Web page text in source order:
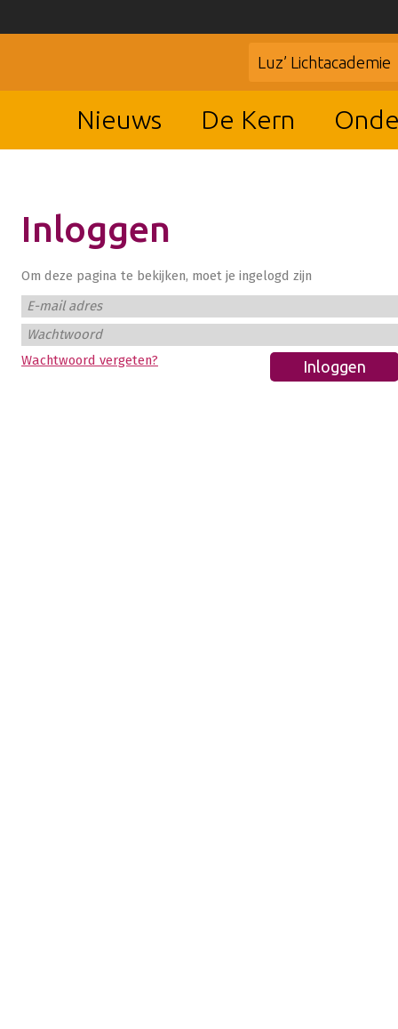
Luz’ Lichtacademie
Nieuws De Kern
Inloggen
Om deze pagina te bekijken, moet je ingelogd zijn
E-mail adres
Wachtwoord
Wachtwoord vergeten?